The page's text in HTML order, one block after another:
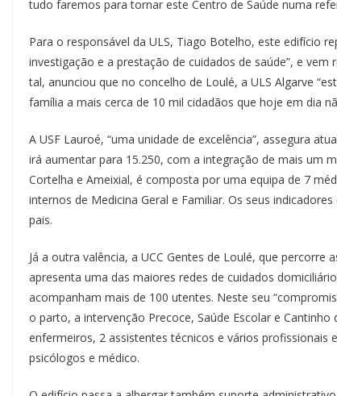
tudo faremos para tornar este Centro de Saúde numa
Para o responsável da ULS, Tiago Botelho, este edifício
investigação e a prestação de cuidados de saúde”, e
tal, anunciou que no concelho de Loulé, a ULS Algarve
família a mais cerca de 10 mil cidadãos que hoje em dia
A USF Lauroé, “uma unidade de excelência”, assegura
irá aumentar para 15.250, com a integração de mais um
Cortelha e Ameixial, é composta por uma equipa de 7
internos de Medicina Geral e Familiar. Os seus
pais.
Já a outra valência, a UCC Gentes de Loulé, que
apresenta uma das maiores redes de cuidados
acompanham mais de 100 utentes. Neste seu
o parto, a intervenção Precoce, Saúde Escolar e
enfermeiros, 2 assistentes técnicos e vários
psicólogos e médico.